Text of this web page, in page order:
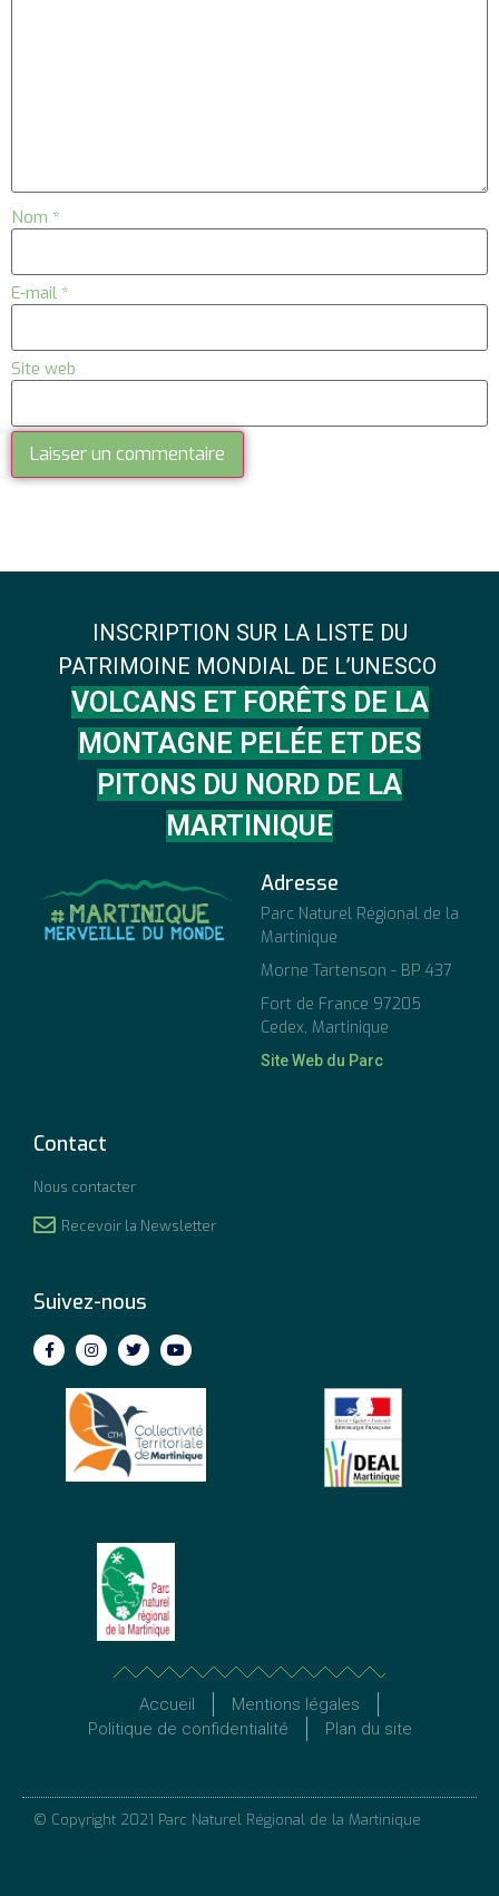
Nom *
E-mail *
Site web
INSCRIPTION SUR LA LISTE DU
PATRIMOINE MONDIAL DE L’UNESCO
VOLCANS ET FORÊTS DE LA
MONTAGNE PELÉE ET DES
PITONS DU NORD DE LA
MARTINIQUE
Adresse
Parc Naturel Régional de la
Martinique
Morne Tartenson - BP 437
Fort de France 97205
Cedex, Martinique
Site Web du Parc
Contact
Nous contacter
Recevoir la Newsletter
Suivez-nous
Accueil
Mentions légales
Politique de confidentialité
Plan du site
© Copyright 2021 Parc Naturel Régional de la Martinique